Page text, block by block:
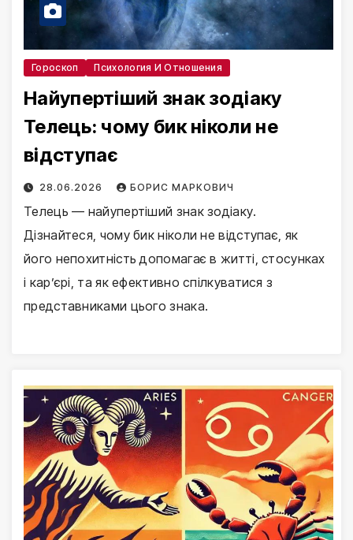
Гороскоп Психология И Отношения
Найупертіший знак зодіаку
Телець: чому бик ніколи не
відступає
28.06.2026 БОРИС МАРКОВИЧ
Телець — найупертіший знак зодіаку.
Дізнайтеся, чому бик ніколи не відступає, як
його непохитність допомагає в житті, стосунках
і кар’єрі, та як ефективно спілкуватися з
представниками цього знака.